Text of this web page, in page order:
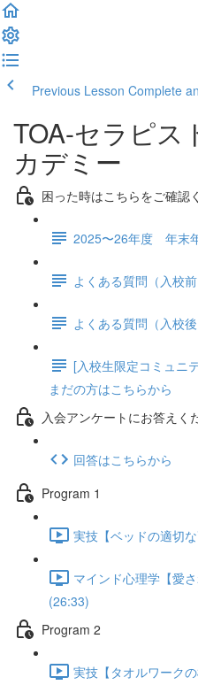
Previous Lesson Complete
TOA-セラピス
カデミー
困った時はこちらをご確認
2025〜26年度 年末
よくある質問（入校前
よくある質問（入校後
[入校生限定コミュニ
まだの方はこちらから
入会アンケートにお答えく
回答はこちらから
Program 1
実技【ベッドの適切
マインド心理学【愛
(26:33)
Program 2
実技【タオルワーク